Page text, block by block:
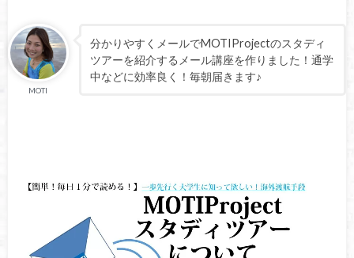
MOTI
分かりやすくメールでMOTIProjectのスタディ
ツアーを紹介するメール講座を作りました！通学
中などに効率良く！毎朝届きます♪